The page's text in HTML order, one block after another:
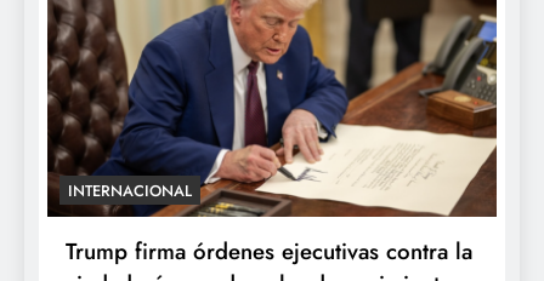
INTERNACIONAL
Trump firma órdenes ejecutivas contra la